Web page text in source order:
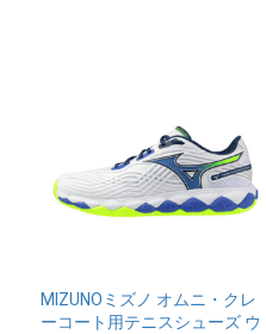
MIZUNOミズノ オムニ・クレ
ーコート用テニスシューズ ウ